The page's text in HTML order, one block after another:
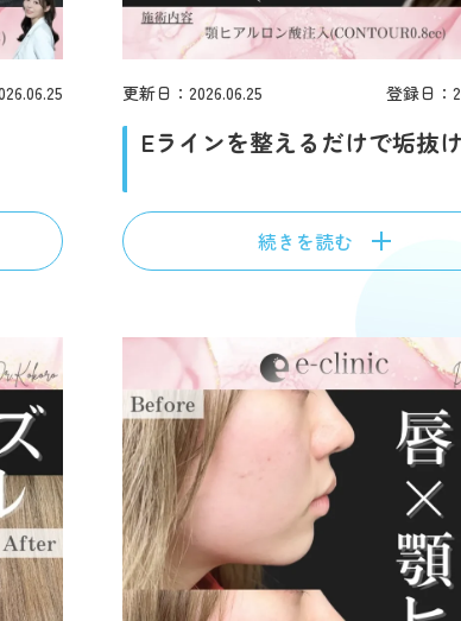
更新日：2026.06.25 登録日：
Eラインを整えるだけで垢抜
続きを読む